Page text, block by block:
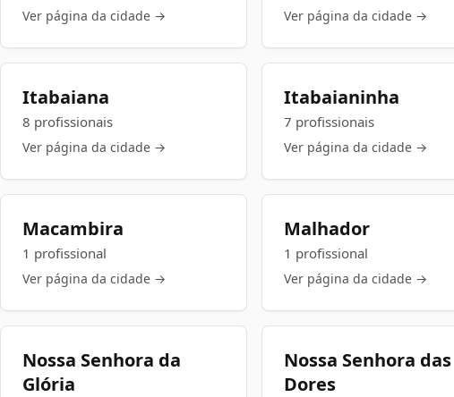
Ver página da cidade → Ver página da cidade →
Itabaiana
8 profissionais
Ver página da cidade →
Itabaianinha
7 profissionais
Ver página da cidade →
Macambira
1 profissional
Ver página da cidade →
Malhador
1 profissional
Ver página da cidade →
Nossa Senhora da
Glória
Nossa Senhora das
Dores